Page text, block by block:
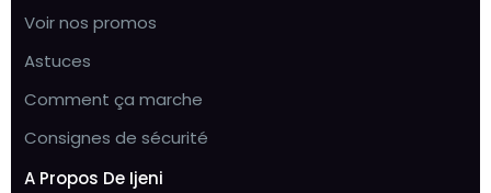
Voir nos promos
Astuces
Comment ça marche
Consignes de sécurité
A Propos De Ijeni